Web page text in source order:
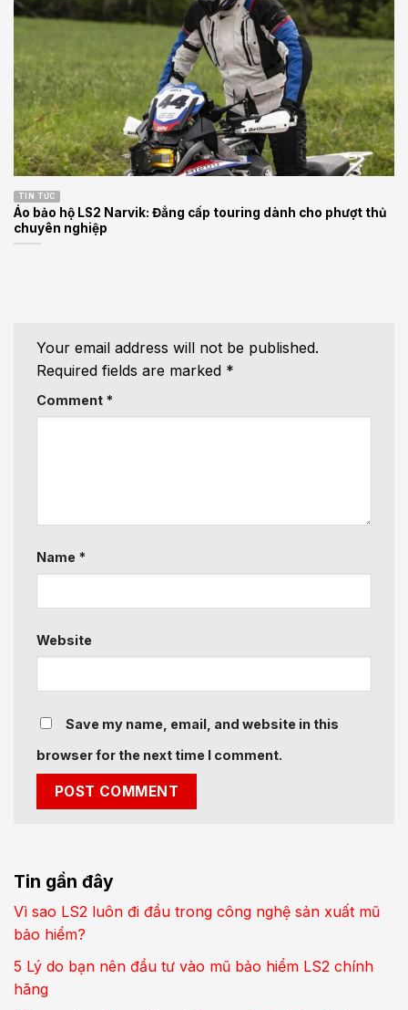
TIN TỨC
Áo bảo hộ LS2 Narvik: Đẳng cấp touring dành cho phượt thủ
chuyên nghiệp
Your email address will not be published.
Required fields are marked *
Comment *
Name *
Website
Save my name, email, and website in this
browser for the next time I comment.
Tin gần đây
Vì sao LS2 luôn đi đầu trong công nghệ sản xuất mũ
bảo hiểm?
5 Lý do bạn nên đầu tư vào mũ bảo hiểm LS2 chính
hãng